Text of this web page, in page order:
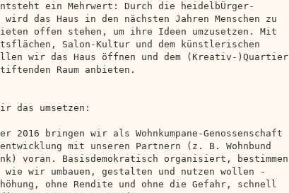
ein Mehrwert: Durch die heidelbÜrger-
wird das Haus in den nächsten Jahren Menschen zu
offen stehen, um ihre Ideen umzusetzen. Mit
Salon-Kultur und dem künstlerischen
wir das Haus öffnen und dem (Kreativ-)Quartier
Raum anbieten.
das umsetzen:
2016 bringen wir als Wohnkumpane-Genossenschaft
mit unseren Partnern (z. B. Wohnbund
voran. Basisdemokratisch organisiert, bestimmen
wir umbauen, gestalten und nutzen wollen -
ohne Rendite und ohne die Gefahr, schnell